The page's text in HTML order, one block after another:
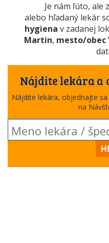
Je nám ľúto, ale
alebo hľadaný lekár
hygiena v zadanej
Martin, mesto/obec
Nájdite lekára a
Nájdite lekára, objednajte
na